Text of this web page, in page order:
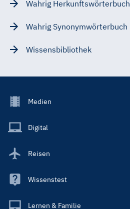
Wahrig Herkunftswörterbuch
Wahrig Synonymwörterbuch
Wissensbibliothek
Footer
Main
Medien
Digital
Reisen
Wissenstest
Lernen & Familie